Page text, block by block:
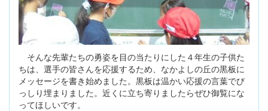
そんな先輩たちの勇姿を目の当たりにした４年生の子供た
ちは、選手の皆さんを応援するため、なかよしの丘の黒板に
メッセージを書き始めました。黒板は温かい応援の言葉でび
っしり埋まりました。近くに立ち寄りましたらぜひ御覧にな
ってほしいです。